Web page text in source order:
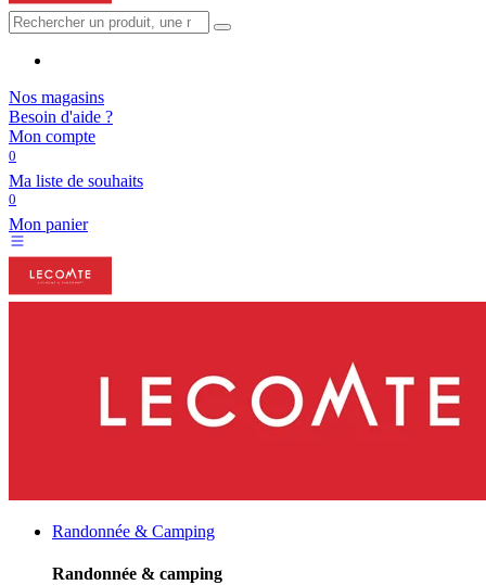
Nos magasins
Besoin d'aide ?
Mon compte
0
Ma liste de souhaits
0
Mon panier
Randonnée & Camping
Randonnée & camping